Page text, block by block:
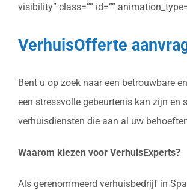
visibility” class=”” id=””
VerhuisOfferte
Bent u op zoek naar een betrouwbare
een stressvolle gebeurtenis kan zijn
verhuisdiensten die aan al uw
Waarom kiezen voor VerhuisExperts?
Als gerenommeerd verhuisbedrijf in